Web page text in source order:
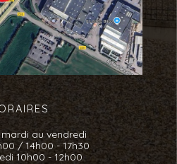
au vendredi
/ 14h00 - 17h30
10h00 - 12h00